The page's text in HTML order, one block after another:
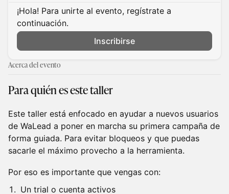
¡Hola! Para unirte al evento, regístrate a
continuación.
Inscribirse
Acerca del evento
Para quién es este taller
Este taller está enfocado en ayudar a nuevos usuarios
de WaLead a poner en marcha su primera campaña de
forma guiada. Para evitar bloqueos y que puedas
sacarle el máximo provecho a la herramienta.
Por eso es importante que vengas con:
Un trial o cuenta activos